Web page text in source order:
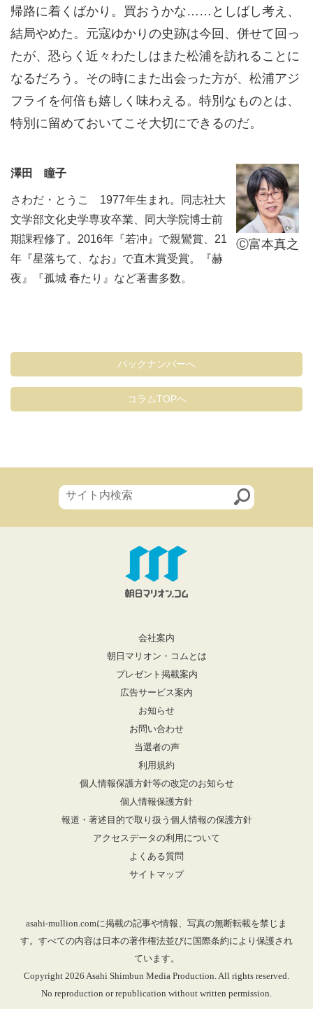
帰路に着くばかり。買おうかな……としばし考え、
結局やめた。元寇ゆかりの史跡は今回、併せて回っ
たが、恐らく近々わたしはまた松浦を訪れることに
なるだろう。その時にまた出会った方が、松浦アジ
フライを何倍も嬉しく味わえる。特別なものとは、
特別に留めておいてこそ大切にできるのだ。
澤田 瞳子
さわだ・とうこ 1977年生まれ。同志社大
文学部文化史学専攻卒業、同大学院博士前
期課程修了。2016年『若冲』で親鸞賞、21
年『星落ちて、なお』で直木賞受賞。『赫
夜』『孤城 春たり』など著書多数。
Ⓒ富本真之
バックナンバーへ
コラムTOPへ
会社案内
朝日マリオン・コムとは
プレゼント掲載案内
広告サービス案内
お知らせ
お問い合わせ
当選者の声
利用規約
個人情報保護方針等の改定のお知らせ
個人情報保護方針
報道・著述目的で取り扱う個人情報の保護方針
アクセスデータの利用について
よくある質問
サイトマップ
asahi-mullion.comに掲載の記事や情報、写真の無断転載を禁じま
す。すべての内容は日本の著作権法並びに国際条約により保護され
ています。
Copyright 2026 Asahi Shimbun Media Production. All rights reserved.
No reproduction or republication without written permission.